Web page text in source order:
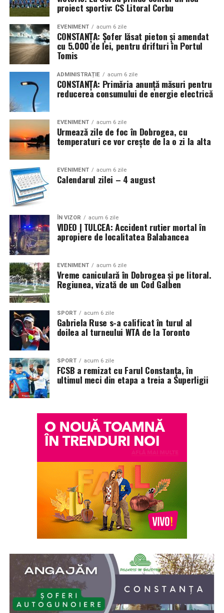
dumneavoastra, oferindu-va libertatea si flexibilitatea de
a explora in voie orice destinatie dorita.
ARTICOLE PE ACEIASI TEMA:
URMATORUL
S.C. MELIDEN S.R.L. – Servicii de Curățenie Profesionale
în Iași
NU RATATI
Masini de inchiriat disponibile in aeroport
Tropic Thunder
Pentru cei care preferă parfumurile mai calde și
senzuale, Tropic Thunder propune o atmosferă complet
diferită.
Smochina coaptă, laptele de cocos și lemnul de santal
construiesc o compoziție inspirată de zilele petrecute la
soare și de energia destinațiilor tropicale. Este un
parfum care îmbină prospețimea fructelor cu confortul
notelor cremoase și lemnoase, fiind ideal pentru serile
de vară.
Parfumuri create fără limite
AtâtLa La Lime
Scents, prima colecție Oriflame inspirată din parfumeria
de nișă.
Colecția a fost dezvoltată în colaborare cu Givaudan și
cu noua generație de parfumieri ai școlii sale de
parfumerie. În cadrul unui proiect unic, aceștia au
primit aceeași provocare: să creeze fără reguli, fără
constrângeri comerciale și fără limitări de cost.
Rezultatul este o colecție de parfumuri moderne,
construite în jurul creativității și al ingredientelor
premium.
Pentru cei care vor să descopere mai mult decât
parfumul din sticlă, Oriflame a lansat și o serie
episoade disponibile pe YouTube, unde poate fi urmărit
întregul proces de creație, de la inspirație și alegerea
ingredientelor până la competiția dintre parfumieri.
Ce parfum alegi vara?Nu există un răspuns universal.
Dacă îți plac parfumurile proaspete, citrice și energice,
ingredientele precum lime-ul sunt alegerea ideală. Dacă
preferi aromele calde, exotice și cu personalitate, notele
de smochină, cocos și lemn de santal sunt perfecte
pentru serile de vară.
Indiferent de preferințe, sezonul cald este momentul
ideal să experimentezi și să descoperi parfumuri
inspirate din universul parfumeriei de nișă. Iar colecția
ingredientele premium, creativitatea și accesibilitatea
pot exista în aceeași sticlă.
(Advertorial)
proiect sportiv: CS Litoral Corbu
EVENIMENT acum 6 zile
CONSTANȚA: Șofer lăsat pieton și amendat
cu 5.000 de lei, pentru drifturi în Portul
Tomis
ADMINISTRAȚIE acum 6 zile
CONSTANȚA: Primăria anunță măsuri pentru
reducerea consumului de energie electrică
EVENIMENT acum 6 zile
Urmează zile de foc în Dobrogea, cu
temperaturi ce vor crește de la o zi la alta
EVENIMENT acum 6 zile
Calendarul zilei – 4 august
ÎN VIZOR acum 6 zile
VIDEO | TULCEA: Accident rutier mortal în
apropiere de localitatea Balabancea
EVENIMENT acum 6 zile
Vreme caniculară în Dobrogea și pe litoral.
Regiunea, vizată de un Cod Galben
SPORT acum 6 zile
Gabriela Ruse s-a calificat în turul al
doilea al turneului WTA de la Toronto
SPORT acum 6 zile
FCSB a remizat cu Farul Constanța, în
ultimul meci din etapa a treia a Superligii